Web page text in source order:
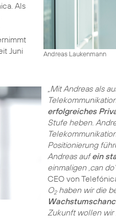
Andreas Laukenmann
Als
Juni
„Mit Andreas als
erfolgreiches
Stufe heben.
Positionierung
Andreas aufein
einmaligen ‚can
CEO von
O2haben wir die
Zukunft wollen wir